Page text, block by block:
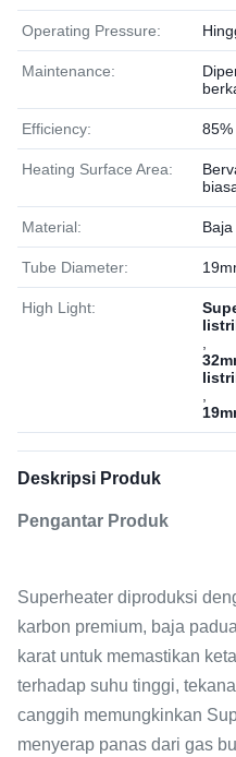
Operating Pressure:
Maintenance:
Efficiency:
Heating Surface Area:
Material:
Tube Diameter:
High Light:
Deskripsi Produk
Pengantar Produk
Superheater diproduksi
karbon premium, baja
karat untuk memastikan
terhadap suhu tinggi,
canggih memungkinkan
menyerap panas dari gas